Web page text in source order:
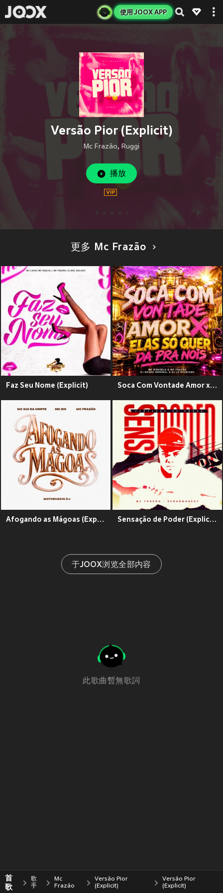
使用 JOOX APP
Versão Pior (Explicit)
Mc Frazão, Ruggi
播放
更多 Mc Frazão
Faz Seu Nome (Explicit) Soca Com Vontade Amor x Elas So Quer da Pra Nois (Explicit)
Afogando as Mágoas (Explicit) Sensação de Poder (Explicit)
于JOOX浏览全部内容
此歌曲暫無歌詞
首
歌
歌
手
Mc
Frazão
Versão Pior
(Explicit)
Versão Pior
(Explicit)